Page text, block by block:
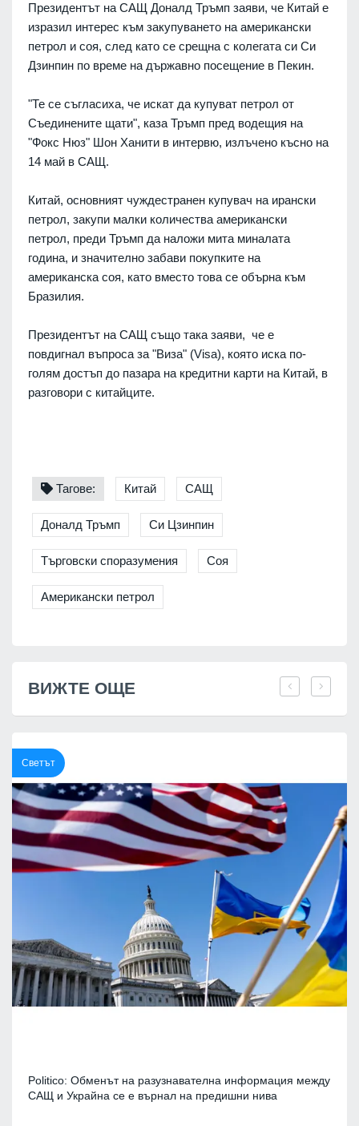
Президентът на САЩ Доналд Тръмп заяви, че Китай е
изразил интерес към закупуването на американски
петрол и соя, след като се срещна с колегата си Си
Дзинпин по време на държавно посещение в Пекин.
"Те се съгласиха, че искат да купуват петрол от
Съединените щати", каза Тръмп пред водещия на
"Фокс Нюз" Шон Ханити в интервю, излъчено късно на
14 май в САЩ.
Китай, основният чуждестранен купувач на ирански
петрол, закупи малки количества американски
петрол, преди Тръмп да наложи мита миналата
година, и значително забави покупките на
американска соя, като вместо това се обърна към
Бразилия.
Президентът на САЩ също така заяви, че е
повдигнал въпроса за "Виза" (Visa), която иска по-
голям достъп до пазара на кредитни карти на Китай, в
разговори с китайците.
Тагове: Китай САЩ
Доналд Тръмп Си Цзинпин
Търговски споразумения Соя
Американски петрол
ВИЖТЕ ОЩЕ
Светът
Politico: Обменът на разузнавателна информация между
САЩ и Украйна се е върнал на предишни нива